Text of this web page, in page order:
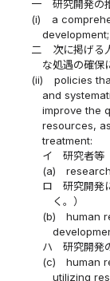
一
研究開発の
(i)
a
development;
二
次に掲げる
な処遇の確保
(ii)
policies
and
improve the
resources,
treatment:
イ
研究者等
(a)
ロ
研究開発
く。）
(b)
human
ハ
研究開発
(c)
human
utilizing